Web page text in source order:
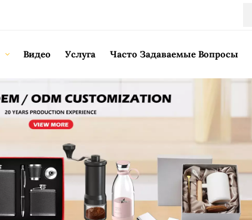
Видео Услуга Часто Задаваемые Вопросы